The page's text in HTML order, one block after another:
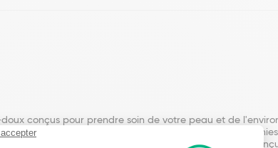
conçus pour prendre soin de votre peau et de
% biodégradables, d'origine naturelle et non
à laver. De plus, les emballages souples sont